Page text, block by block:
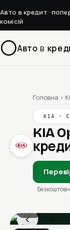
Авто в кредит ·
комісій
Авто в
Головна ›
KIA ·
KIA
‹
1 / 13
Ціна в місяць